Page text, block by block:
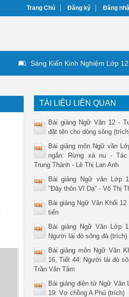
Trang Chủ Đăng ký Đăng
Sáng Kiến Kinh Nghiệm Lớp 12
TÀI LIỆU LIÊN QUAN
Bài giảng Ngữ Văn 12 -
đặt tên cho dòng sông
Bài giảng môn Ngữ văn
ngắn: Rừng xà nu - Tác
Trung Thành - Lê Thị Lan Anh
Bài giảng Ngữ văn Lớp
"Đây thôn Vĩ Dạ" - Võ Thị
Bài giảng Ngữ Văn Khối
tiến
Bài giảng Ngữ Văn Lớp
Người lái đò sông đà (trích)
Bài giảng môn Ngữ Văn
16, Tiết 44: Người lái đò
Trần Văn Tâm
Bài giảng điện tử Ngữ Văn
19: Vợ chồng A Phủ (trích)